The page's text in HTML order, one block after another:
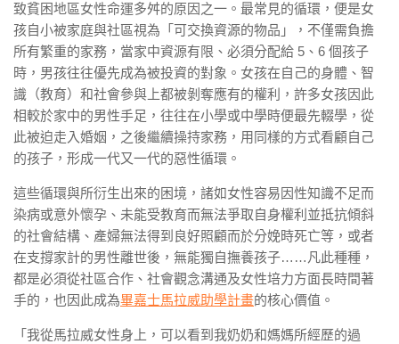
致貧困地區女性命運多舛的原因之一。最常見的循環，便是女
孩自小被家庭與社區視為 「可交換資源的物品」
，不僅需負擔
所有繁重的家務，當家中資源有限、必須分配給 5 、 6 個孩子
時，男孩往往優先成為被投資的對象。女孩在自己的身體、智
識（教育）和社會參與上都被剝奪應有的權利，許多女孩因此
相較於家中的男性手足，往往在小學或中學時便最先輟學，從
此被迫走入婚姻，之後繼續操持家務，用同樣的方式看顧自己
的孩子，形成一代又一代的惡性循環。
這些循環與所衍生出來的困境，諸如女性容易因性知識不足而
染病或意外懷孕、未能受教育而無法爭取自身權利並抵抗傾斜
的社會結構、產婦無法得到良好照顧而於分娩時死亡等，或者
在支撐家計的男性離世後，無能獨自撫養孩子……凡此種種，
都是必須從社區合作、社會觀念溝通及女性培力方面長時間著
手的，也因此成為畢嘉士馬拉威助學計畫的核心價值。
「我從馬拉威女性身上，可以看到我奶奶和媽媽所經歷的過